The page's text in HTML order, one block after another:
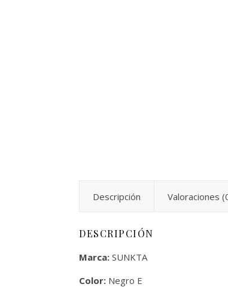
Descripción Valoraciones
DESCRIPCIÓN
Marca: SUNKTA
Color: Negro E